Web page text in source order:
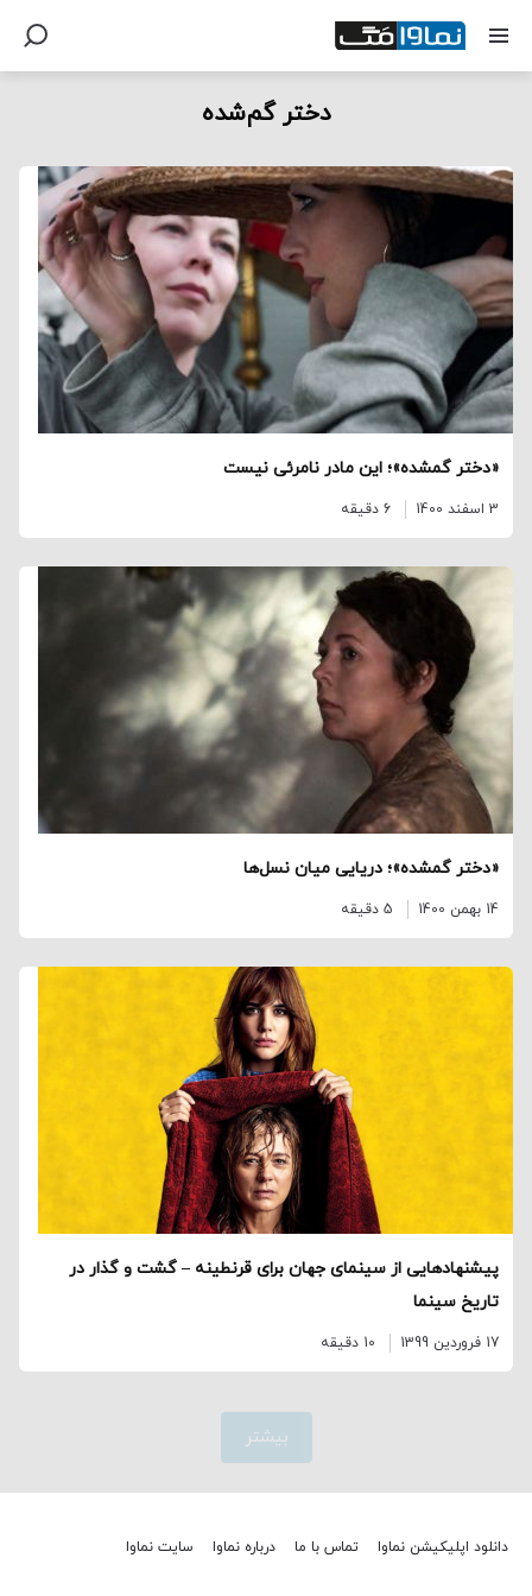
دختر گم‌شده
«دختر گمشده»؛ این مادر نامرئی نیست
3 اسفند 1400 6 دقیقه
«دختر گمشده»؛ دریایی میان نسل‌ها
14 بهمن 1400 5 دقیقه
پیشنهادهایی از سینمای جهان برای قرنطینه – گشت و گذار در
تاریخ سینما
17 فروردین 1399 10 دقیقه
بیشتر
دانلود اپلیکیشن نماوا تماس با ما درباره نماوا سایت نماوا